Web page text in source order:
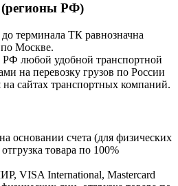
(регионы РФ)
терминала ТК равнозначна
по Москве.
любой удобной транспортной
на перевозку грузов по России
сайтах транспортных компаний.
основании счета (для физических
товара по 100%
VISA International, Mastercard